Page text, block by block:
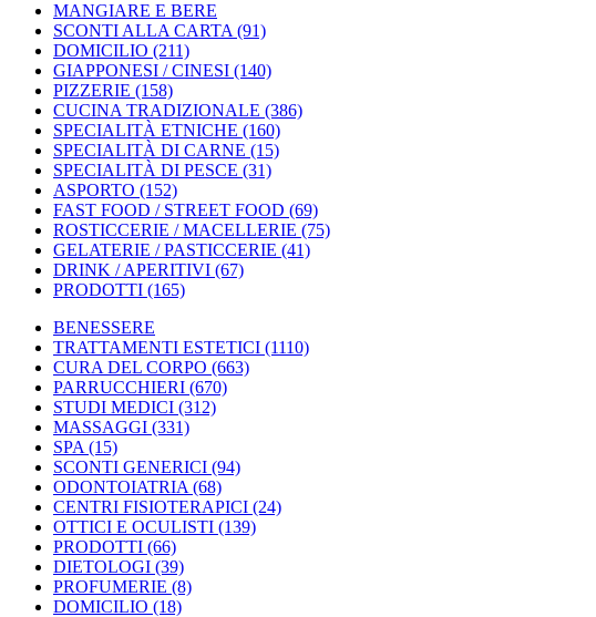
MANGIARE E BERE
SCONTI ALLA CARTA (91)
DOMICILIO (211)
GIAPPONESI / CINESI (140)
PIZZERIE (158)
CUCINA TRADIZIONALE (386)
SPECIALITÀ ETNICHE (160)
SPECIALITÀ DI CARNE (15)
SPECIALITÀ DI PESCE (31)
ASPORTO (152)
FAST FOOD / STREET FOOD (69)
ROSTICCERIE / MACELLERIE (75)
GELATERIE / PASTICCERIE (41)
DRINK / APERITIVI (67)
PRODOTTI (165)
BENESSERE
TRATTAMENTI ESTETICI (1110)
CURA DEL CORPO (663)
PARRUCCHIERI (670)
STUDI MEDICI (312)
MASSAGGI (331)
SPA (15)
SCONTI GENERICI (94)
ODONTOIATRIA (68)
CENTRI FISIOTERAPICI (24)
OTTICI E OCULISTI (139)
PRODOTTI (66)
DIETOLOGI (39)
PROFUMERIE (8)
DOMICILIO (18)